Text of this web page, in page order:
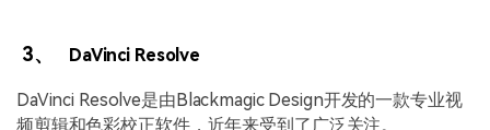
3、 DaVinci Resolve
DaVinci Resolve是由Blackmagic Design开发的一款专业视
频剪辑和色彩校正软件，近年来受到了广泛关注。